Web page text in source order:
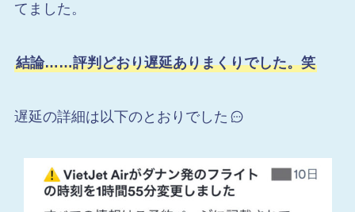
てました。
結論……評判どおり遅延ありまくりでした。笑
遅延の詳細は以下のとおりでした